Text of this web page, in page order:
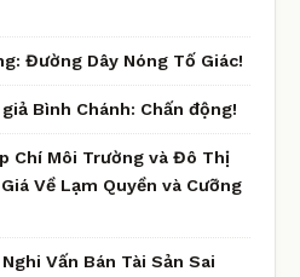
Đường Dây Nóng Tố Giác!
Bình Chánh: Chấn động!
Chí Môi Trường và Đô Thị
Về Lạm Quyền và Cưỡng
Vấn Bán Tài Sản Sai